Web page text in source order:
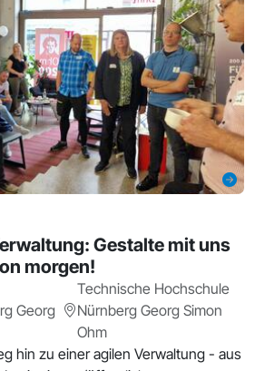
Gestalte mit uns
morgen!
Georg
Technische Hochschule
Nürnberg Georg Simon
Ohm
hin zu einer agilen Verwaltung - aus